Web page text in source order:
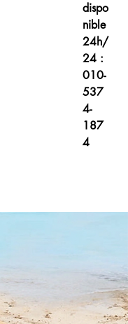
dispo
nible
24h/
24 :
010-
537
4-
187
4